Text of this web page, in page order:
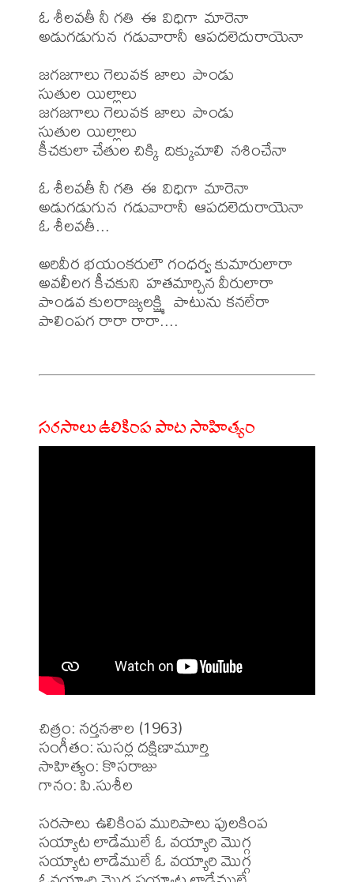
ఓ శీలవతీ నీ గతి ఈ విధిగా మారెనా
అడుగడుగున గడువారానీ ఆపదలెదురాయెనా
జగజగాలు గెలువక జాలు పాండు
సుతుల యిల్లాలు
జగజగాలు గెలువక జాలు పాండు
సుతుల యిల్లాలు
కీచకులా చేతుల చిక్కి దిక్కుమాలి నశించేనా
ఓ శీలవతీ నీ గతి ఈ విధిగా మారెనా
అడుగడుగున గడువారానీ ఆపదలెదురాయెనా
ఓ శీలవతీ...
అరివీర భయంకరులౌ గంధర్వ కుమారులారా
అవలీలగ కీచకుని హతమార్చిన వీరులారా
పాండవ కులరాజ్యలక్ష్మి  పాటును కనలేరా
పాలింపగ రారా రారా....
సరసాలు ఉలికింప పాట సాహిత్యం
చిత్రం: నర్తనశాల (1963)
సంగీతం: సుసర్ల దక్షిణామూర్తి
సాహిత్యం: కొసరాజు
గానం: పి.సుశీల
సరసాలు ఉలికింప మురిపాలు పులకింప
సయ్యాట లాడేములే ఓ వయ్యారి మొగ్గ
సయ్యాట లాడేములే ఓ వయ్యారి మొగ్గ